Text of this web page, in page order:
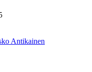
Antikainen